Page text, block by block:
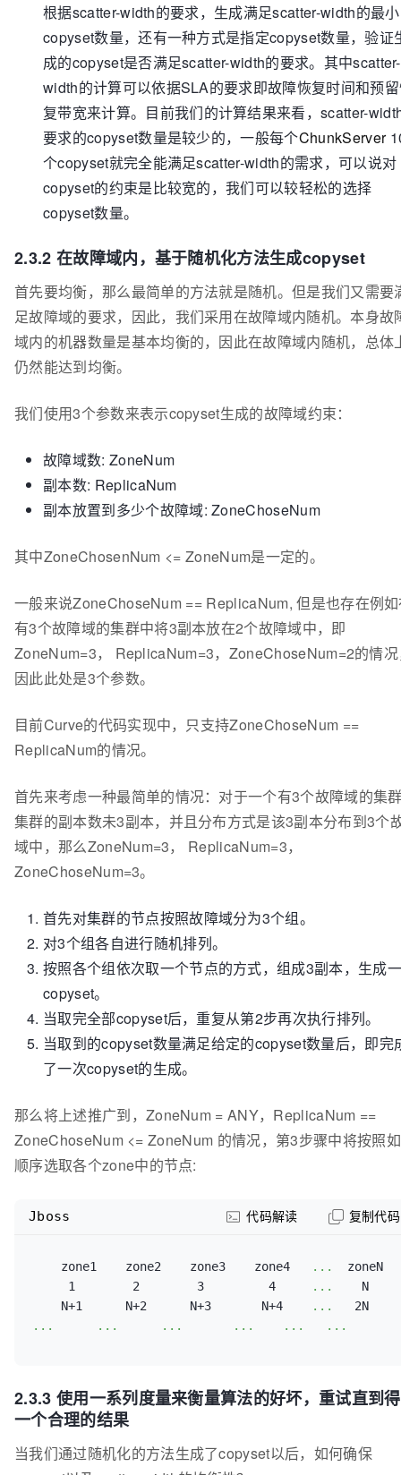
根据scatter-width的要求，生成满足scatter-width的最小
copyset数量，还有一种方式是指定copyset数量，验证
成的copyset是否满足scatter-width的要求。其中scatter-
width的计算可以依据SLA的要求即故障恢复时间和预
复带宽来计算。目前我们的计算结果来看，scatter-
要求的copyset数量是较少的，一般每个ChunkServer
个copyset就完全能满足scatter-width的需求，可以说对
copyset的约束是比较宽的，我们可以较轻松的选择
copyset数量。
2.3.2 在故障域内，基于随机化方法生成copyset
首先要均衡，那么最简单的方法就是随机。但是我们又需要
足故障域的要求，因此，我们采用在故障域内随机。本身故
域内的机器数量是基本均衡的，因此在故障域内随机，总体
仍然能达到均衡。
我们使用3个参数来表示copyset生成的故障域约束：
故障域数: ZoneNum
副本数: ReplicaNum
副本放置到多少个故障域: ZoneChoseNum
其中ZoneChosenNum <= ZoneNum是一定的。
一般来说ZoneChoseNum == ReplicaNum, 但是也存在例
有3个故障域的集群中将3副本放在2个故障域中，即
ZoneNum=3， ReplicaNum=3，ZoneChoseNum=2的情
因此此处是3个参数。
目前Curve的代码实现中，只支持ZoneChoseNum ==
ReplicaNum的情况。
首先来考虑一种最简单的情况：对于一个有3个故障域的集
集群的副本数未3副本，并且分布方式是该3副本分布到3个
域中，那么ZoneNum=3， ReplicaNum=3，
ZoneChoseNum=3。
首先对集群的节点按照故障域分为3个组。
对3个组各自进行随机排列。
按照各个组依次取一个节点的方式，组成3副本，生成
copyset。
当取完全部copyset后，重复从第2步再次执行排列。
当取到的copyset数量满足给定的copyset数量后，即完
了一次copyset的生成。
那么将上述推广到，ZoneNum = ANY，ReplicaNum ==
ZoneChoseNum <= ZoneNum 的情况，第3步骤中将按照
顺序选取各个zone中的节点:
    zone1    zone2    zone3    zone4
...
  zoneN
     1        2        3         4
...
    N
    N+1      N+2      N+3       N+4
...
...
... ... ... ... ...
Jboss 代码解读 复制代码
2.3.3 使用一系列度量来衡量算法的好坏，重试直到
一个合理的结果
当我们通过随机化的方法生成了copyset以后，如何确保